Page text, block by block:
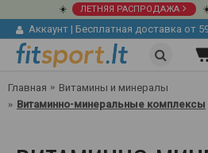
☀️ ЛЕТНЯЯ РАСПРОДАЖА
Аккаунт | Бесплатная доставка от
Главная
Витамины и минералы
Витаминно-минеральные комплексы